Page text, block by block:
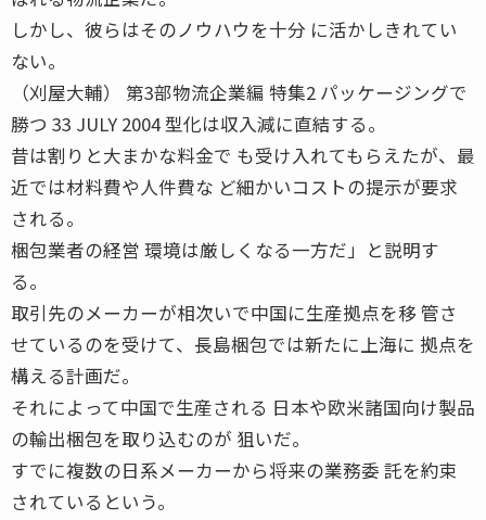
しかし、彼らはそのノウハウを十分 に活かしきれてい
ない。
（刈屋大輔） 第3部物流企業編 特集2 パッケージングで
勝つ 33 JULY 2004 型化は収入減に直結する。
昔は割りと大まかな料金で も受け入れてもらえたが、最
近では材料費や人件費な ど細かいコストの提示が要求
される。
梱包業者の経営 環境は厳しくなる一方だ」と説明す
る。
取引先のメーカーが相次いで中国に生産拠点を移 管さ
せているのを受けて、長島梱包では新たに上海に 拠点を
構える計画だ。
それによって中国で生産される 日本や欧米諸国向け製品
の輸出梱包を取り込むのが 狙いだ。
すでに複数の日系メーカーから将来の業務委 託を約束
されているという。